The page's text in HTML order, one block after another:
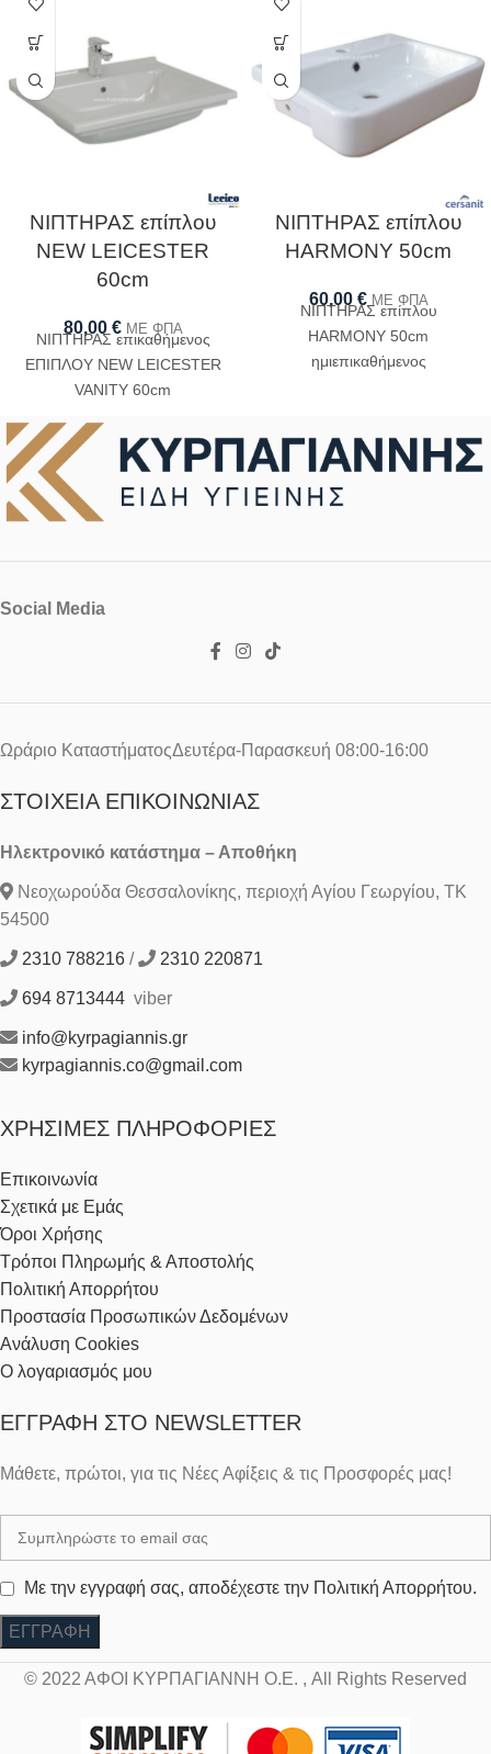
ΝΙΠΤΗΡΑΣ επίπλου
NEW LEICESTER
60cm
80,00 € ΜΕ ΦΠΑ
ΝΙΠΤΗΡΑΣ επικαθήμενος
ΕΠΙΠΛΟΥ NEW LEICESTER
VANITY 60cm
ΝΙΠΤΗΡΑΣ επίπλου
HARMONY 50cm
60,00 € ΜΕ ΦΠΑ
ΝΙΠΤΗΡΑΣ επίπλου
HARMONY 50cm
ημιεπικαθήμενος
Social Media
Ωράριο ΚαταστήματοςΔευτέρα-Παρασκευή 08:00-16:00
ΣΤΟΙΧΕΊΑ ΕΠΙΚΟΙΝΩΝΊΑΣ
Ηλεκτρονικό κατάστημα – Αποθήκη
Νεοχωρούδα Θεσσαλονίκης, περιοχή Αγίου Γεωργίου, ΤΚ
54500
2310 788216 / 2310 220871
694 8713444 viber
info@kyrpagiannis.gr
kyrpagiannis.co@gmail.com
ΧΡΉΣΙΜΕΣ ΠΛΗΡΟΦΟΡΊΕΣ
Επικοινωνία
Σχετικά με Εμάς
Όροι Χρήσης
Τρόποι Πληρωμής & Αποστολής
Πολιτική Απορρήτου
Προστασία Προσωπικών Δεδομένων
Ανάλυση Cookies
Ο λογαριασμός μου
ΕΓΓΡΑΦΉ ΣΤΟ NEWSLETTER
Μάθετε, πρώτοι, για τις Νέες Αφίξεις & τις Προσφορές μας!
Με την εγγραφή σας, αποδέχεστε την Πολιτική Απορρήτου.
© 2022 ΑΦΟΙ ΚΥΡΠΑΓΙΑΝΝΗ Ο.Ε. , All Rights Reserved